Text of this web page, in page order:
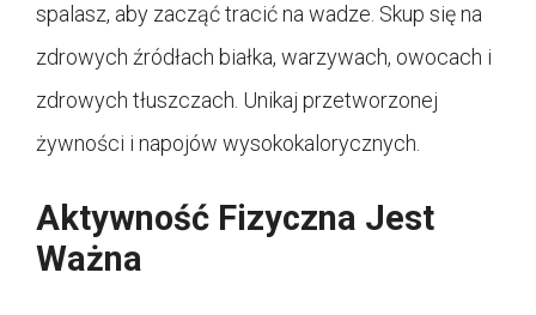
spalasz, aby zacząć tracić na wadze. Skup się na
zdrowych źródłach białka, warzywach, owocach i
zdrowych tłuszczach. Unikaj przetworzonej
żywności i napojów wysokokalorycznych.
Aktywność Fizyczna Jest
Ważna